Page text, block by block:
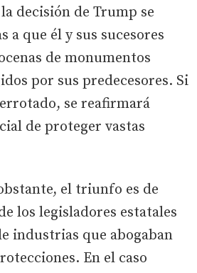
decisión de Trump se
a que él y sus sucesores
de monumentos
por sus predecesores. Si
se reafirmará
de proteger vastas
el triunfo es de
los legisladores estatales
industrias que abogaban
En el caso